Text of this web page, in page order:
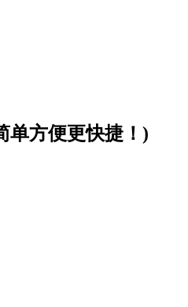
单方便更快捷！)